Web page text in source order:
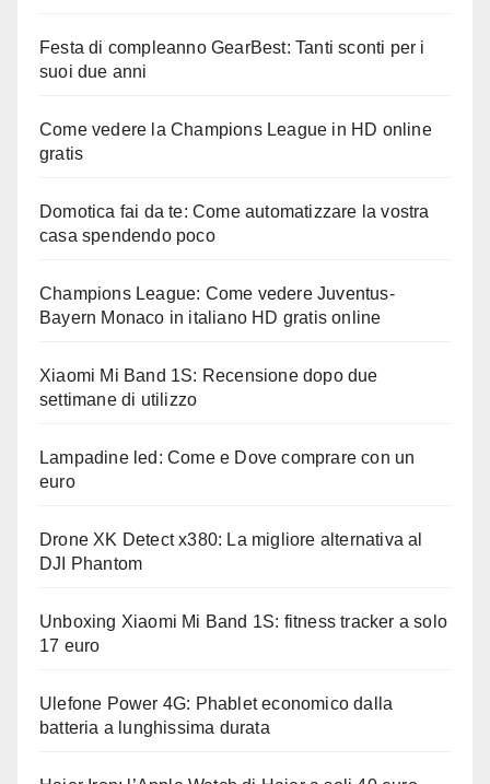
Festa di compleanno GearBest: Tanti sconti per i
suoi due anni
Come vedere la Champions League in HD online
gratis
Domotica fai da te: Come automatizzare la vostra
casa spendendo poco
Champions League: Come vedere Juventus-
Bayern Monaco in italiano HD gratis online
Xiaomi Mi Band 1S: Recensione dopo due
settimane di utilizzo
Lampadine led: Come e Dove comprare con un
euro
Drone XK Detect x380: La migliore alternativa al
DJI Phantom
Unboxing Xiaomi Mi Band 1S: fitness tracker a solo
17 euro
Ulefone Power 4G: Phablet economico dalla
batteria a lunghissima durata